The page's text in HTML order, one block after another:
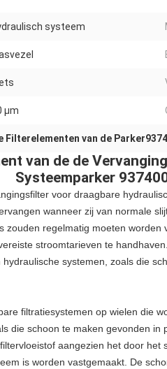
systeem
µm
Filterelementen van de
van de de
Systeemparker
voor draagbare
wanneer zij van normale
zouden regelmatig moeten
stroomtarieven te
systemen, zoals die
filtratiesystemen op wielen die
die schoon te maken gevonden
aangezien het door
is worden vastgemaakt. De